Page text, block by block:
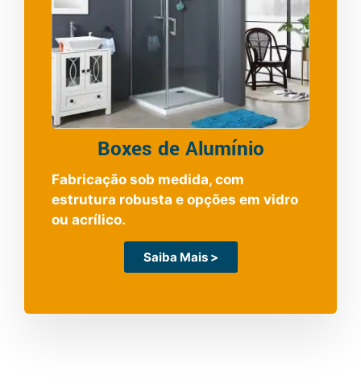
Boxes de Alumínio
Fabricação sob medida, com
estrutura robusta e opções em vidro
ou acrílico.
Saiba Mais >